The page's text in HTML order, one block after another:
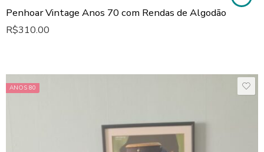
Penhoar Vintage Anos 70 com Rendas de Algodão
R$310.00
ANOS 80